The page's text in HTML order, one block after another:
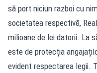
să port niciun razboi cu
societatea respectivă,
milioane de lei datorii. La
este de protecția
evident respectarea legii.